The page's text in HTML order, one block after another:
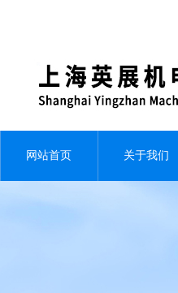
网站首页 关于我们